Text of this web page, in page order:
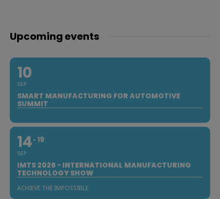
Upcoming events
10
SEP
SMART MANUFACTURING FOR AUTOMOTIVE
SUMMIT
14
SEP
19
IMTS 2026 - INTERNATIONAL MANUFACTURING
TECHNOLOGY SHOW
ACHIEVE THE IMPOSSIBLE